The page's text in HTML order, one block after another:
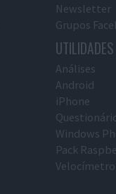
Newsletter
Grupos
UTILIDADES
Análises
Android
iPhone
Windows
Pack